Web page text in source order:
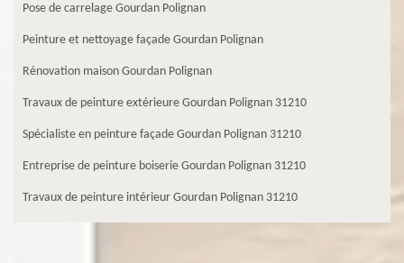
Pose de carrelage Gourdan Polignan
Peinture et nettoyage façade Gourdan Polignan
Rénovation maison Gourdan Polignan
Travaux de peinture extérieure Gourdan Polignan 31210
Spécialiste en peinture façade Gourdan Polignan 31210
Entreprise de peinture boiserie Gourdan Polignan 31210
Travaux de peinture intérieur Gourdan Polignan 31210